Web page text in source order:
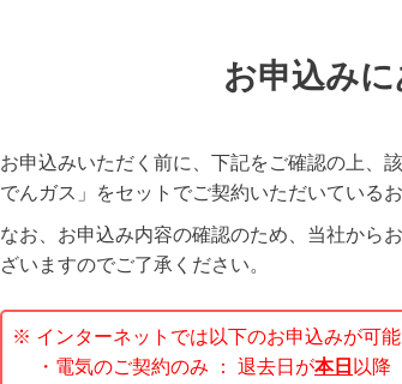
お申込み
お申込みいただく前に、下記をご確認の上、
でんガス」をセットでご契約いただいている
なお、お申込み内容の確認のため、当社から
ざいますのでご了承ください。
※ インターネットでは以下のお申込みが可能
・電気のご契約のみ ： 退去日が本日 以降